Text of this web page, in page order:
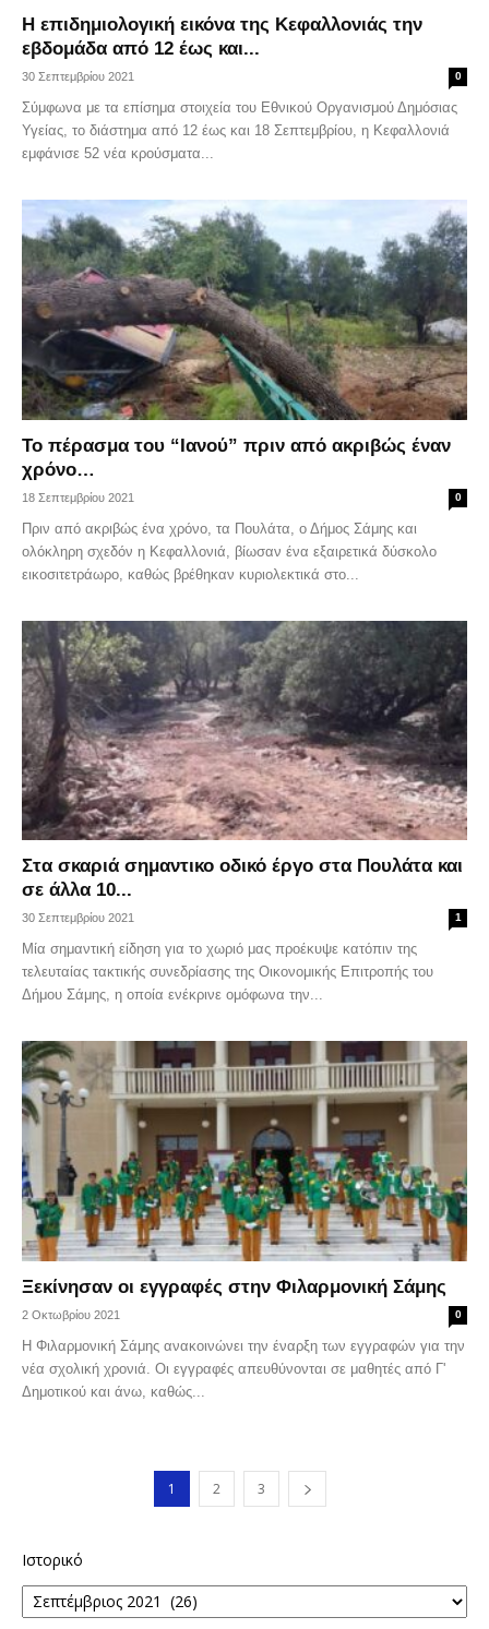
Η επιδημιολογική εικόνα της Κεφαλλονιάς την
εβδομάδα από 12 έως και...
30 Σεπτεμβρίου 2021 0
Σύμφωνα με τα επίσημα στοιχεία του Εθνικού Οργανισμού Δημόσιας
Υγείας, το διάστημα από 12 έως και 18 Σεπτεμβρίου, η Κεφαλλονιά
εμφάνισε 52 νέα κρούσματα...
Το πέρασμα του “Ιανού” πριν από ακριβώς έναν
χρόνο…
18 Σεπτεμβρίου 2021 0
Πριν από ακριβώς ένα χρόνο, τα Πουλάτα, ο Δήμος Σάμης και
ολόκληρη σχεδόν η Κεφαλλονιά, βίωσαν ένα εξαιρετικά δύσκολο
εικοσιτετράωρο, καθώς βρέθηκαν κυριολεκτικά στο...
Στα σκαριά σημαντικο οδικό έργο στα Πουλάτα και
σε άλλα 10...
30 Σεπτεμβρίου 2021 1
Μία σημαντική είδηση για το χωριό μας προέκυψε κατόπιν της
τελευταίας τακτικής συνεδρίασης της Οικονομικής Επιτροπής του
Δήμου Σάμης, η οποία ενέκρινε ομόφωνα την...
Ξεκίνησαν οι εγγραφές στην Φιλαρμονική Σάμης
2 Οκτωβρίου 2021 0
Η Φιλαρμονική Σάμης ανακοινώνει την έναρξη των εγγραφών για την
νέα σχολική χρονιά. Οι εγγραφές απευθύνονται σε μαθητές από Γ'
Δημοτικού και άνω, καθώς...
1 2 3
Ιστορικό